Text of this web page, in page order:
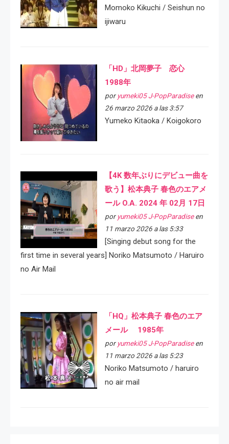
Momoko Kikuchi / Seishun no
ijiwaru
「HD」北岡夢子 恋心
1988年
por yumeki05 J-PopParadiseen
26 marzo 2026 a las 3:57
Yumeko Kitaoka / Koigokoro
【4K 数年ぶりにデビュー曲を
歌う】松本典子 春色のエアメ
ール O.A. 2024 年 02月 17日
por yumeki05 J-PopParadiseen
11 marzo 2026 a las 5:33
[Singing debut song for the
first time in several years] Noriko Matsumoto / Haruiro
no Air Mail
「HQ」松本典子 春色のエア
メール 1985年
por yumeki05 J-PopParadiseen
11 marzo 2026 a las 5:23
Noriko Matsumoto / haruiro
no air mail